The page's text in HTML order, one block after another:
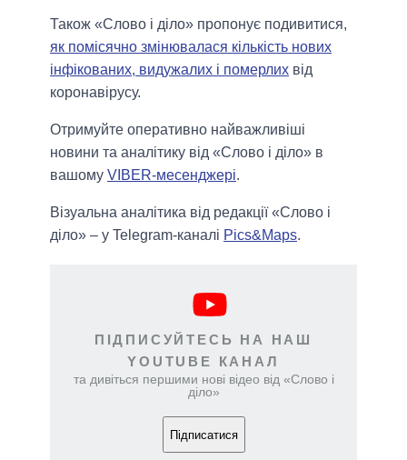
Також «Слово і діло» пропонує подивитися,
як помісячно змінювалася кількість нових
інфікованих, видужалих і померлих від
коронавірусу.
Отримуйте оперативно найважливіші
новини та аналітику від «Слово і діло» в
вашому VIBER-месенджері.
Візуальна аналітика від редакції «Слово і
діло» – у Telegram-каналі Pics&Maps.
ПІДПИСУЙТЕСЬ НА НАШ
YOUTUBE КАНАЛ
та дивіться першими нові відео від «Слово і
діло»
Підписатися